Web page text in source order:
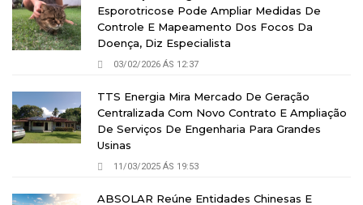
Esporotricose Pode Ampliar Medidas De
Controle E Mapeamento Dos Focos Da
Doença, Diz Especialista
03/02/2026 ÁS 12:37
TTS Energia Mira Mercado De Geração
Centralizada Com Novo Contrato E Ampliação
De Serviços De Engenharia Para Grandes
Usinas
11/03/2025 ÁS 19:53
ABSOLAR Reúne Entidades Chinesas E